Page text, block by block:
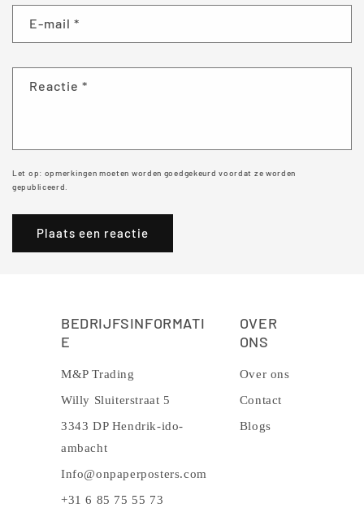
E‑mail *
Reactie *
Let op: opmerkingen moeten worden goedgekeurd voordat ze worden
gepubliceerd.
BEDRIJFSINFORMATI
E
M&P Trading
Willy Sluiterstraat 5
3343 DP Hendrik-ido-
ambacht
Info@onpaperposters.com
+31 6 85 75 55 73
OVER
ONS
Over ons
Contact
Blogs